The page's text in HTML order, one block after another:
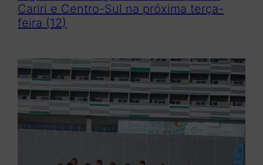
Cariri e Centro-Sul na próxima terça-
feira (12)